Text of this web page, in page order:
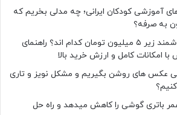
آموزشی کودکان ایرانی؛ چه مدلی بخریم که
به صرفه؟
بهترین ساعت های هوشمند زیر ۵ میلیون تومان کدام اند؟ راهنمای
امکانات کامل و ارزش خرید بالا
عکس های روشن بگیریم و مشکل نویز و تاری
باتری گوشی را کاهش میدهد و راه حل